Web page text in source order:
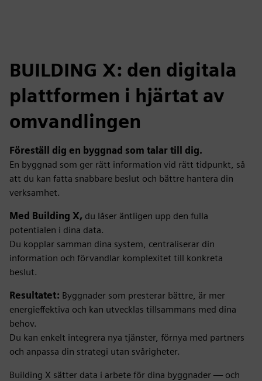
BUILDING X: den digitala
plattformen i hjärtat av
omvandlingen
Föreställ dig en byggnad som talar till dig.
En byggnad som ger rätt information vid rätt tidpunkt, så
att du kan fatta snabbare beslut och bättre hantera din
verksamhet.
Med Building X, du låser äntligen upp den fulla
potentialen i dina data.
Du kopplar samman dina system, centraliserar din
information och förvandlar komplexitet till konkreta
beslut.
Resultatet: Byggnader som presterar bättre, är mer
energieffektiva och kan utvecklas tillsammans med dina
behov.
Du kan enkelt integrera nya tjänster, förnya med partners
och anpassa din strategi utan svårigheter.
Building X sätter data i arbete för dina byggnader — och